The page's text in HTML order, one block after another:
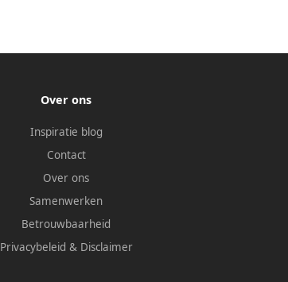
Over ons
Inspiratie blog
Contact
Over ons
Samenwerken
Betrouwbaarheid
Privacybeleid & Disclaimer